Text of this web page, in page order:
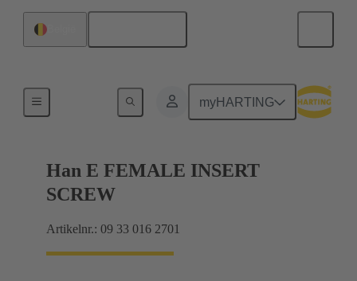
myHARTING
Stromen tot 16 A
Han E FEMALE INSERT
SCREW
Artikelnr.: 09 33 016 2701